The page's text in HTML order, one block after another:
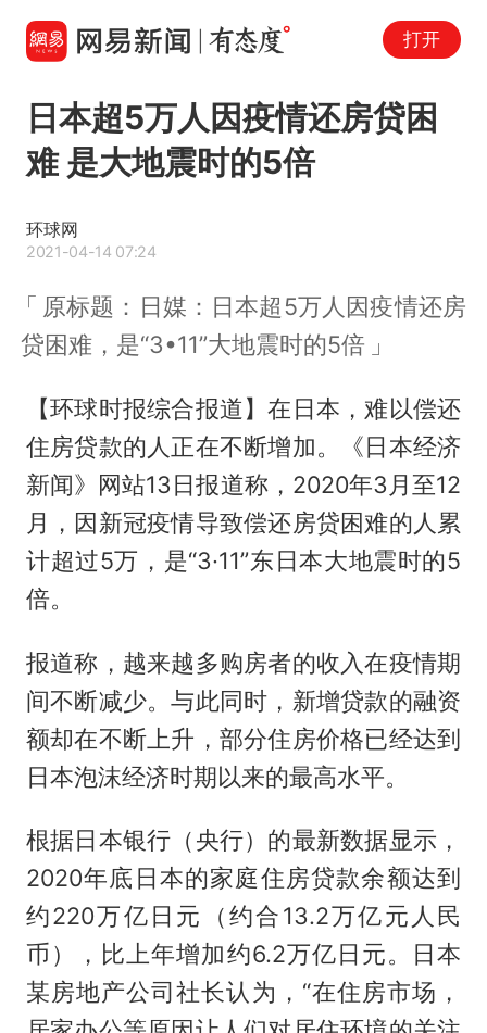
打开
日本超5万人因疫情还房贷困
难 是大地震时的5倍
环球网
2021-04-14 07:24
原标题：日媒：日本超5万人因疫情还房
贷困难，是“3•11”大地震时的5倍
【环球时报综合报道】在日本，难以偿还
住房贷款的人正在不断增加。《日本经济
新闻》网站13日报道称，2020年3月至12
月，因新冠疫情导致偿还房贷困难的人累
计超过5万，是“3·11”东日本大地震时的5
倍。
报道称，越来越多购房者的收入在疫情期
间不断减少。与此同时，新增贷款的融资
额却在不断上升，部分住房价格已经达到
日本泡沫经济时期以来的最高水平。
根据日本银行（央行）的最新数据显示，
2020年底日本的家庭住房贷款余额达到
约220万亿日元（约合13.2万亿元人民
币），比上年增加约6.2万亿日元。日本
某房地产公司社长认为，“在住房市场，